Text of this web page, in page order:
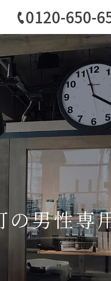
0120-650-
の男性専